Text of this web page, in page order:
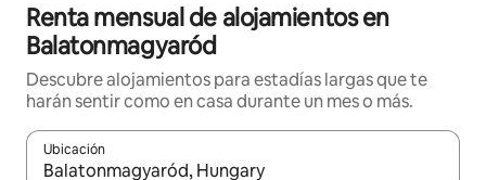
Renta mensual de alojamientos en
Balatonmagyaród
Descubre alojamientos para estadías largas que te
harán sentir como en casa durante un mes o más.
Ubicación
Cuando los resultados estén disponibles, navega con las